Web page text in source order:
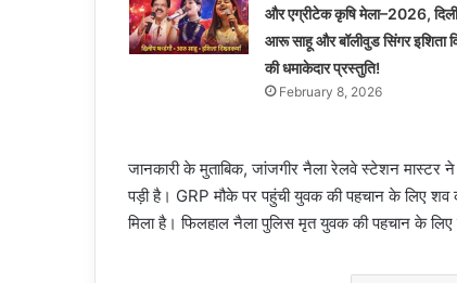
और एग्रीटेक कृषि मेला–2026,
आरू साहू और बॉलीवुड सिंगर इशिता
की धमाकेदार प्रस्तुति!
February 8, 2026
जानकारी के मुताबिक, जांजगीर नैला रेलवे स्टेशन
पड़ी है। GRP मौके पर पहुंची युवक की पहचान के लिए
मिला है। फिलहाल नैला पुलिस मृत युवक की पहचान के लिए